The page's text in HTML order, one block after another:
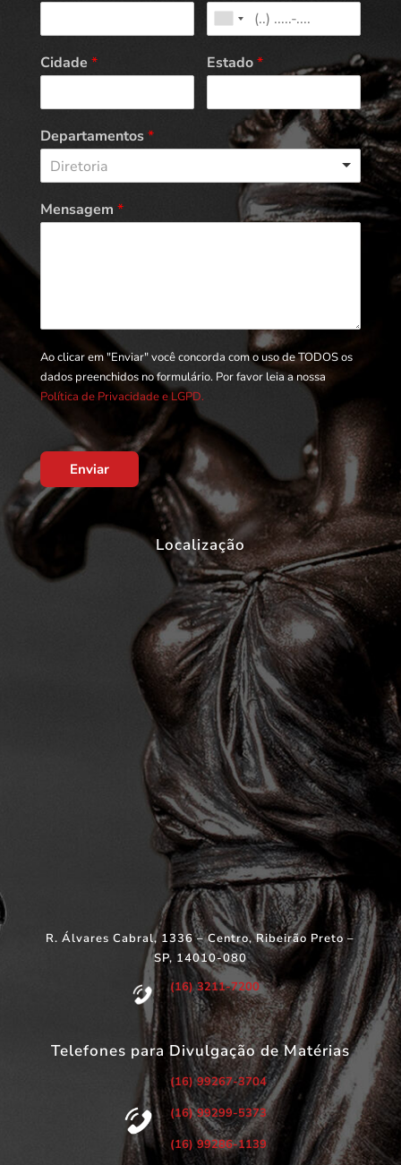
Cidade * Estado*
Departamentos*
Diretoria
Mensagem *
Ao clicar em "Enviar" você concorda com o uso de TODOS os
dados preenchidos no formulário. Por favor leia a nossa
Política de Privacidade e LGPD.
Enviar
Localização
R. Álvares Cabral, 1336 – Centro, Ribeirão Preto –
SP, 14010-080
(16) 3211-7200
Telefones para Divulgação de Matérias
(16) 99267-3704
(16) 99299-5373
(16) 99286-1139